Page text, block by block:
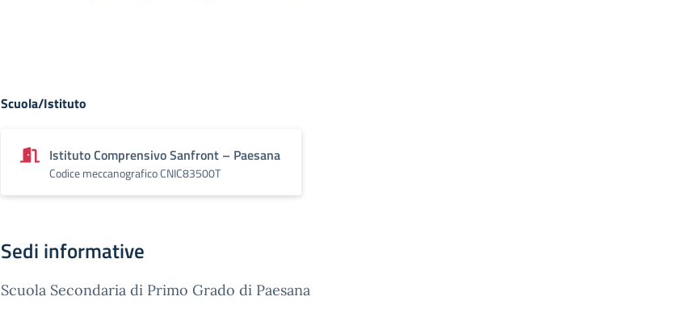
Scuola/Istituto
Istituto Comprensivo Sanfront – Paesana
Codice meccanografico CNIC83500T
Sedi informative
Scuola Secondaria di Primo Grado di Paesana